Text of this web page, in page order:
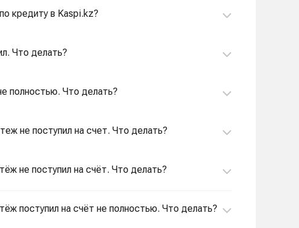
кредиту в Kaspi.kz?
Что делать?
полностью. Что делать?
не поступил на счет. Что делать?
не поступил на счёт. Что делать?
поступил на счёт не полностью. Что делать?